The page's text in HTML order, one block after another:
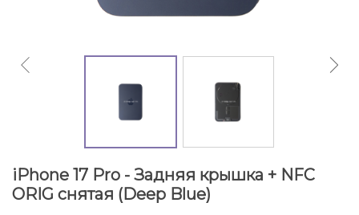
iPhone 17 Pro - Задняя крышка + NFC
ORIG снятая (Deep Blue)